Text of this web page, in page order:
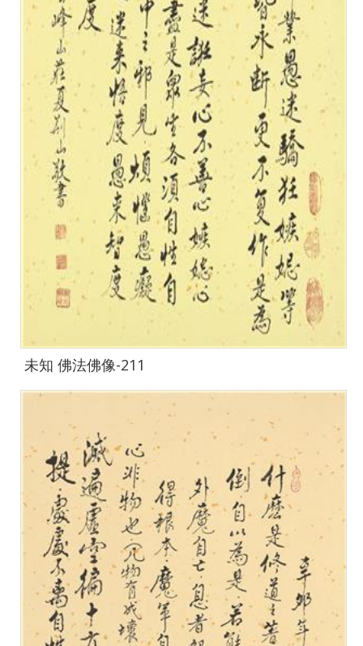
未知 佛法佛像-211